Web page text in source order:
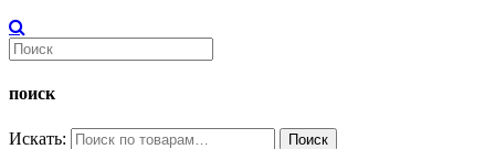
поиск
Искать: Поиск